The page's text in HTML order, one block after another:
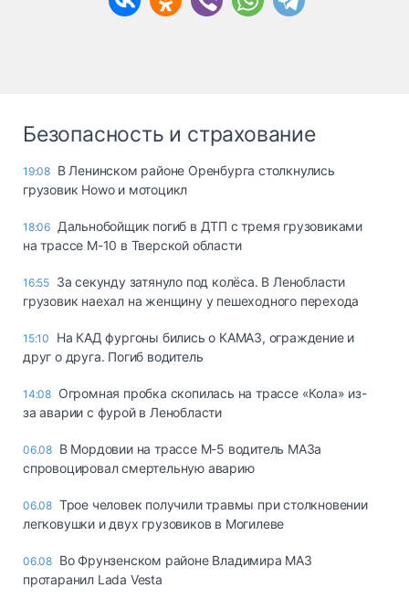
Безопасность и страхование
19:08 В Ленинском районе Оренбурга столкнулись
грузовик Howo и мотоцикл
18:06 Дальнобойщик погиб в ДТП с тремя грузовиками
на трассе М-10 в Тверской области
16:55 За секунду затянуло под колёса. В Ленобласти
грузовик наехал на женщину у пешеходного перехода
15:10
На КАД фургоны бились о КАМАЗ, ограждение и
друг о друга. Погиб водитель
14:08 Огромная пробка скопилась на трассе «Кола» из-
за аварии с фурой в Ленобласти
06.08 В Мордовии на трассе М-5 водитель МАЗа
спровоцировал смертельную аварию
06.08 Трое человек получили травмы при столкновении
легковушки и двух грузовиков в Могилеве
06.08 Во Фрунзенском районе Владимира МАЗ
протаранил Lada Vesta